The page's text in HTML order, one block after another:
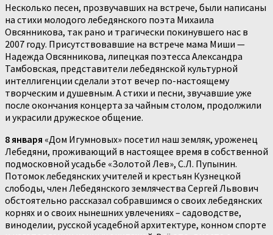
Несколько песен, прозвучавших на встрече, были написаны
на стихи молодого лебедянского поэта Михаила
Овсянникова, так рано и трагически покинувшего нас в
2007 году. Присутствовавшие на встрече мама Миши —
Надежда Овсянникова, липецкая поэтесса Александра
Тамбовская, представители лебедянской культурной
интеллигенции сделали этот вечер по-настоящему
творческим и душевным. А стихи и песни, звучавшие уже
после окончания концерта за чайным столом, продолжили
и украсили дружеское общение.
8 января «Дом Игумновых» посетил наш земляк, уроженец
Лебедяни, проживающий в настоящее время в собственной
подмосковной усадьбе «Золотой Лев», С.Л. Пупынин.
Потомок лебедянских учителей и крестьян Кузнецкой
слободы, член Лебедянского землячества Сергей Львович
обстоятельно рассказал собравшимся о своих лебедянских
корнях и о своих нынешних увлечениях – садоводстве,
виноделии, русской усадебной архитектуре, конном спорте